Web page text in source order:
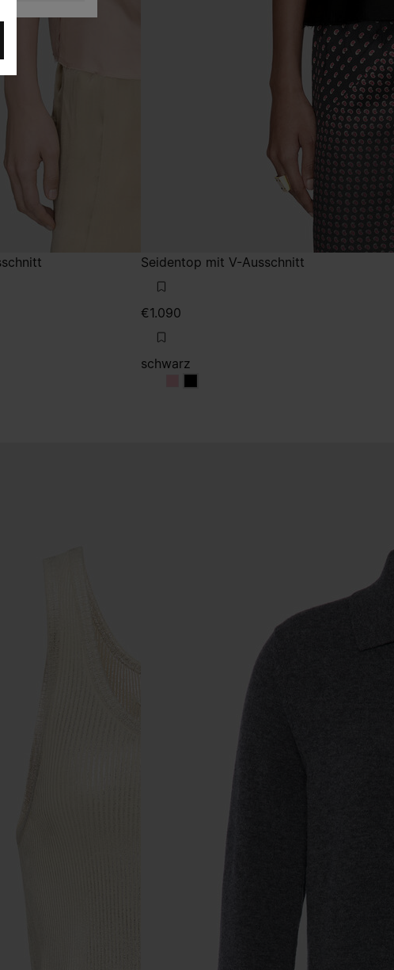
Seidentop mit V-Ausschnitt
€1.090
schwarz
schwarz
schwarz